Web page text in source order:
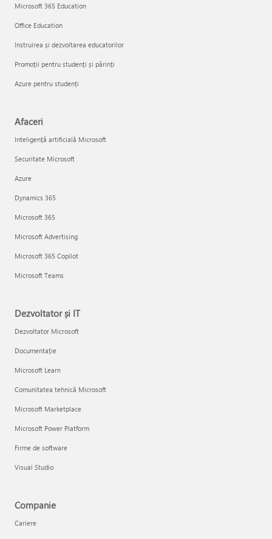
Microsoft 365 Education
Office Education
Instruirea și dezvoltarea educatorilor
Promoții pentru studenți și părinți
Azure pentru studenți
Afaceri
Inteligență artificială Microsoft
Securitate Microsoft
Azure
Dynamics 365
Microsoft 365
Microsoft Advertising
Microsoft 365 Copilot
Microsoft Teams
Dezvoltator și IT
Dezvoltator Microsoft
Documentație
Microsoft Learn
Comunitatea tehnică Microsoft
Microsoft Marketplace
Microsoft Power Platform
Firme de software
Visual Studio
Companie
Cariere